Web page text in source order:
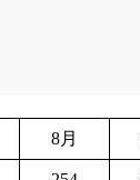
8月